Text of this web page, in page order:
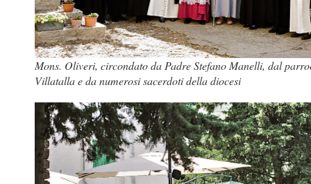
Mons. Oliveri, circondato da Padre Stefano Manelli, dal
Villatalla e da numerosi sacerdoti della diocesi